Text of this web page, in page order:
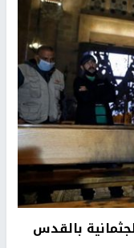
بالقدس